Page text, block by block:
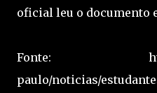
oficial leu o documento
Fonte: http://
paulo/noticias/